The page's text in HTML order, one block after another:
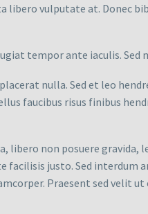
libero vulputate at. Donec
tempor ante iaculis. Sed
nulla. Sed et leo
faucibus risus finibus
libero non posuere
facilisis justo. Sed
Praesent sed velit ut